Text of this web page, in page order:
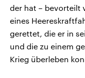
der hat – bevorteilt
eines
gerettet, die er in
und die zu einem
Krieg überleben